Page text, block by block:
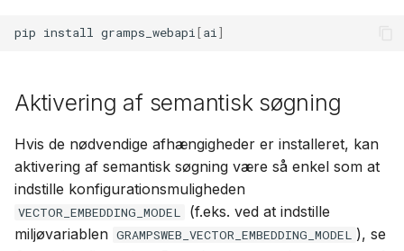
pip install gramps_webapi[ai]
Aktivering af semantisk søgning
Hvis de nødvendige afhængigheder er installeret, kan
aktivering af semantisk søgning være så enkel som at
indstille konfigurationsmuligheden
VECTOR_EMBEDDING_MODEL
(f.eks. ved at indstille
miljøvariablen GRAMPSWEB_VECTOR_EMBEDDING_MODEL ), se